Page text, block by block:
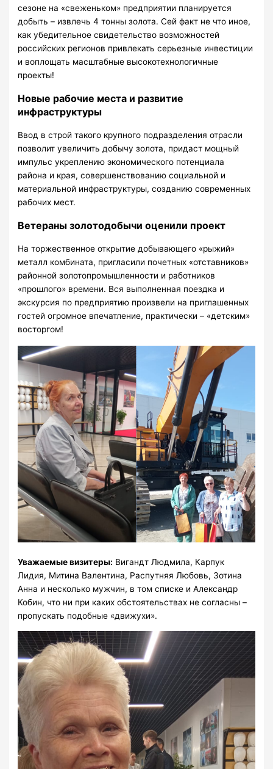
сезоне на «свеженьком» предприятии планируется
добыть – извлечь 4 тонны золота. Сей факт не что иное,
как убедительное свидетельство возможностей
российских регионов привлекать серьезные инвестиции
и воплощать масштабные высокотехнологичные
проекты!
Новые рабочие места и развитие
инфраструктуры
Ввод в строй такого крупного подразделения отрасли
позволит увеличить добычу золота, придаст мощный
импульс укреплению экономического потенциала
района и края, совершенствованию социальной и
материальной инфраструктуры, созданию современных
рабочих мест.
Ветераны золотодобычи оценили проект
На торжественное открытие добывающего «рыжий»
металл комбината, пригласили почетных «отставников»
районной золотопромышленности и работников
«прошлого» времени. Вся выполненная поездка и
экскурсия по предприятию произвели на приглашенных
гостей огромное впечатление, практически – «детским»
восторгом!
Уважаемые визитеры: Вигандт Людмила, Карпук
Лидия, Митина Валентина, Распутняя Любовь, Зотина
Анна и несколько мужчин, в том списке и Александр
Кобин, что ни при каких обстоятельствах не согласны –
пропускать подобные «движухи».